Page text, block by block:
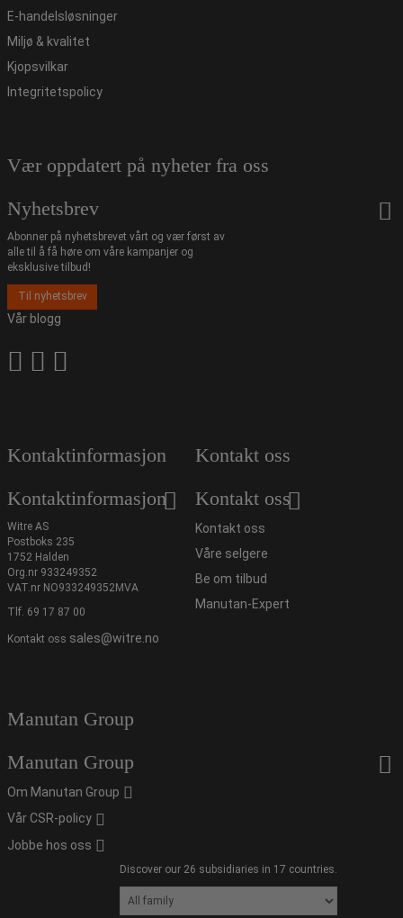
E-handelsløsninger
Miljø & kvalitet
Kjopsvilkar
Integritetspolicy
Vær oppdatert på nyheter fra oss
Nyhetsbrev
Abonner på nyhetsbrevet vårt og vær først av
alle til å få høre om våre kampanjer og
eksklusive tilbud!
Til nyhetsbrev
Vår blogg
Kontaktinformasjon
Kontaktinformasjon
Witre AS
Postboks 235
1752 Halden
Org.nr 933249352
VAT.nr NO933249352MVA
Tlf. 69 17 87 00
Kontakt oss sales@witre.no
Kontakt oss
Kontakt oss
Kontakt oss
Våre selgere
Be om tilbud
Manutan-Expert
Manutan Group
Manutan Group
Om Manutan Group
Vår CSR-policy
Jobbe hos oss
Discover our 26 subsidiaries in 17 countries.